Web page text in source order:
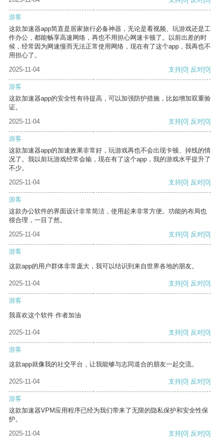
游客
这款加速器app简直是居家旅行必备神器，无论是看视频、玩游戏还是工
作办公，都能畅享高速网络，再也不用担心网速卡顿了。以前出差的时
候，经常因为网速慢而无法正常使用网络，现在有了这个app，我再也不
用担心了。
2025-11-04
支持[0] 反对[0]
游客
这款加速器app的安全性有待提高，可以加强防护措施，比如增加双重验
证。
2025-11-04
支持[0] 反对[0]
游客
这款加速器app的加速效果非常好，玩游戏再也不会出现卡顿、掉线的情
况了。我以前玩游戏经常会输，现在有了这个app，我的游戏水平提升了
不少。
2025-11-04
支持[0] 反对[0]
游客
这款办公软件的界面设计非常简洁，使用起来非常方便。功能的布局也
很合理，一目了然。
2025-11-04
支持[0] 反对[0]
游客
这款app的用户群体非常庞大，我可以结识到来自世界各地的朋友。
2025-11-04 支持[0] 反对[0]
游客
我喜欢这个软件 作者加油
2025-11-04 支持[0] 反对[0]
游客
这款app就像我的社交平台，让我能够与志同道合的朋友一起交流。
2025-11-04 支持[0] 反对[0]
游客
这款加速器VPM应用程序已经为我们带来了无限的隐私保护和安全性保
护。
2025-11-04
支持[0] 反对[0]